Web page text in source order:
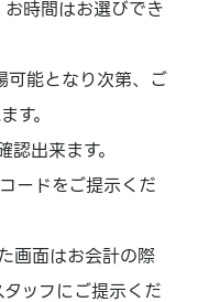
お時間はお選びでき
可能となり次第、ご
す。
出来ます。
ードをご提示くだ
画面はお会計の際
ッフにご提示くだ